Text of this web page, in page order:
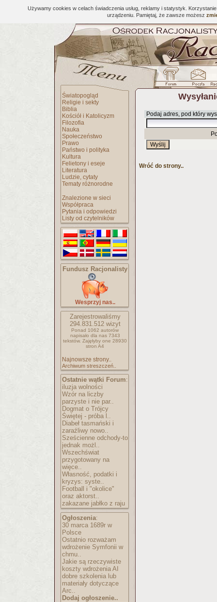
Używamy cookies w celach świadczenia usług, reklamy i statystyk.
urządzeniu. Pamiętaj, że zawsze możesz
Światopogląd
Religie i sekty
Biblia
Kościół i Katolicyzm
Filozofia
Nauka
Społeczeństwo
Prawo
Państwo i polityka
Kultura
Felietony i eseje
Literatura
Ludzie, cytaty
Tematy różnorodne
Znalezione w sieci
Współpraca
Pytania i odpowiedzi
Listy od czytelników
Fundusz Racjonalisty
Wesprzyj nas..
Zarejestrowaliśmy
294.831.512wizyt
Ponad 1062 autorów
napisało dla nas 7343
tekstów. Zajęłyby one 28930
stron A4
Najnowsze strony..
Archiwum streszczeń..
Ostatnie wątki Forum:
iluzja wolności
Wzór na liczby
parzyste i nie par..
Dogmat o Trójcy
Świętej - próba l..
Diabeł tasmański i
zaraźliwy nowo..
Sześcienne odchody-to
jednak możl..
Wszechświat
przygotowany na
więce..
Własność, podatki i
kryzys: syste..
Football i "okolice"
oraz aktorst..
zakazane jabłko z raju
Ogłoszenia:
30 marca 1689r w
Polsce
Ostatnio rozważam
wdrożenie Symfonii w
chmu..
Jakie są rzeczywiste
koszty wdrożenia AI
dobre szkolenia lub
materiały dotyczące
Arc..
Dodaj ogłoszenie..
Podaj adres, pod który
Wróć do strony..